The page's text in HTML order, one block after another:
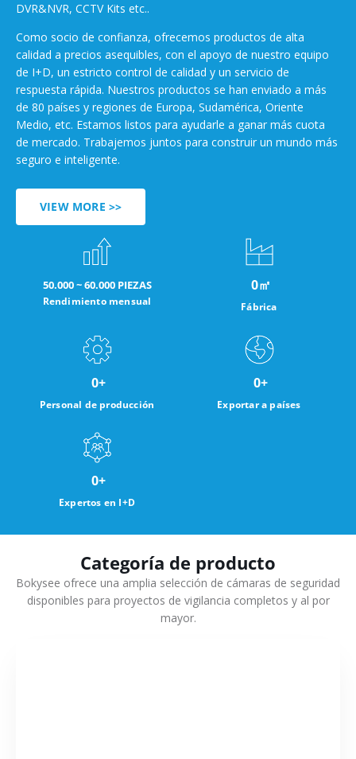
DVR&NVR, CCTV Kits etc..
Como socio de confianza, ofrecemos productos de alta
calidad a precios asequibles, con el apoyo de nuestro equipo
de I+D, un estricto control de calidad y un servicio de
respuesta rápida. Nuestros productos se han enviado a más
de 80 países y regiones de Europa, Sudamérica, Oriente
Medio, etc. Estamos listos para ayudarle a ganar más cuota
de mercado. Trabajemos juntos para construir un mundo más
seguro e inteligente.
VIEW MORE >>
50.000 ~ 60.000 PIEZAS
Rendimiento mensual Fábrica
0㎡
Personal de producción
0+
Exportar a países
0+
Expertos en I+D
0+
Categoría de producto
Bokysee ofrece una amplia selección de cámaras de seguridad
disponibles para proyectos de vigilancia completos y al por
mayor.